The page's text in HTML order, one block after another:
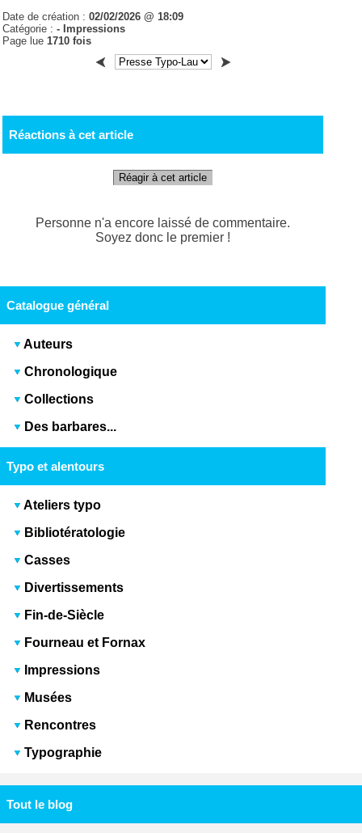
Date de création :02/02/2026 @ 18:09
Catégorie :- Impressions
Page lue1710 fois
Réactions à cet article
Réagir à cet article
Personne n'a encore laissé de commentaire.
Soyez donc le premier !
Catalogue général
Auteurs
Chronologique
Collections
Des barbares...
Typo et alentours
Ateliers typo
Bibliotératologie
Casses
Divertissements
Fin-de-Siècle
Fourneau et Fornax
Impressions
Musées
Rencontres
Typographie
Tout le blog